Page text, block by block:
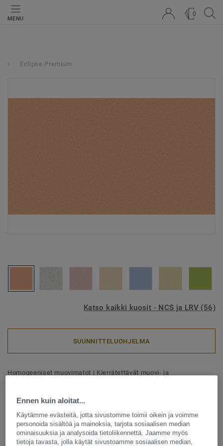
MENU
0
Eclipse Premium
Katso kaikki kuosit - NCS ja LRV (56)
SUUNNITTELUOHJELMA
Homogeeniset muovimatot | Kierrätettävät muovi- ja
Eclipse Premium - Eclipse
LIGHT ORANGE 0728
Eclipse Premium -homogeeninen vinyylilattia yhdistää
Ennen kuin aloitat...
Käytämme evästeitä, jotta sivustomme toimii oikein ja voimme
personoida sisältöä ja mainoksia, tarjota sosiaalisen median
ominaisuuksia ja analysoida tietoliikennettä. Jaamme myös
tietoja tavasta, jolla käytät sivustoamme sosiaalisen median,